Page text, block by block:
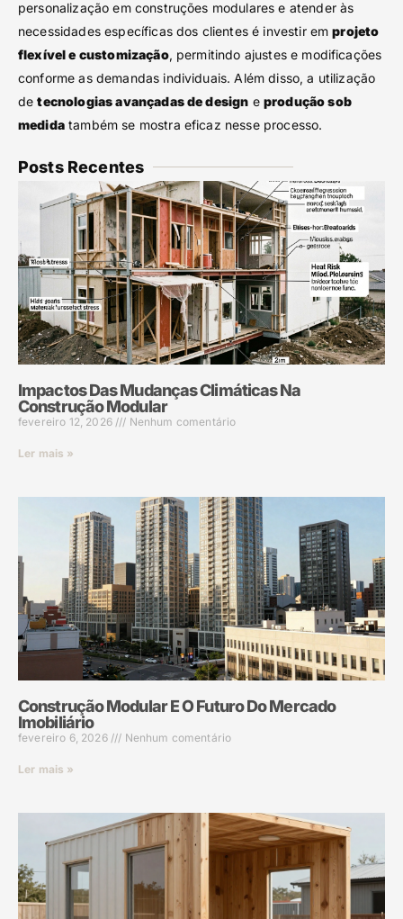
personalização em construções modulares e atender às
necessidades específicas dos clientes é investir emprojeto
flexível e customização, permitindo ajustes e modificações
conforme as demandas individuais. Além disso, a utilização
detecnologias avançadas de design e produção sob
medidatambém se mostra eficaz nesse processo.
Posts Recentes
Impactos Das Mudanças Climáticas Na
Construção Modular
fevereiro 12, 2026 Nenhum comentário
Ler mais »
Construção Modular E O Futuro Do Mercado
Imobiliário
fevereiro 6, 2026 Nenhum comentário
Ler mais »